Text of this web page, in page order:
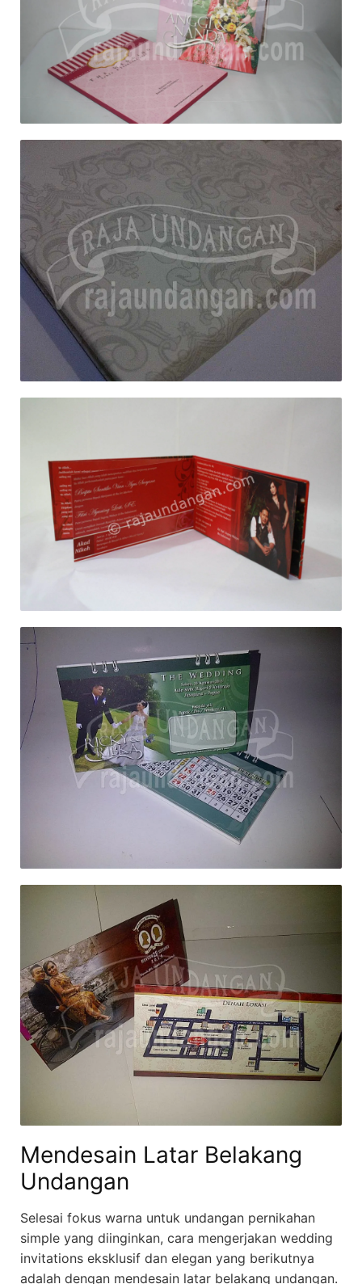
Mendesain Latar Belakang
Undangan
Selesai fokus warna untuk undangan pernikahan
simple yang diinginkan, cara mengerjakan wedding
invitations eksklusif dan elegan yang berikutnya
adalah dengan mendesain latar belakang undangan.